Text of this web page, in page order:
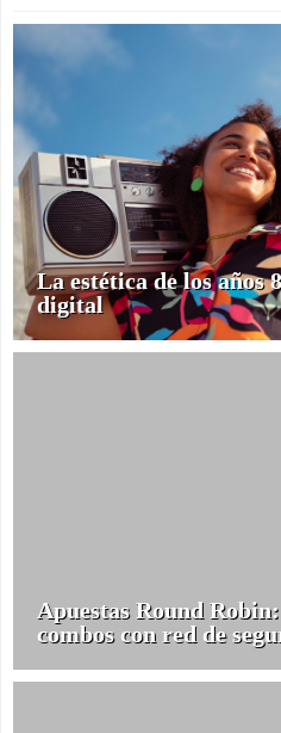
La estética de los años
digital
Apuestas Round
combos con red de